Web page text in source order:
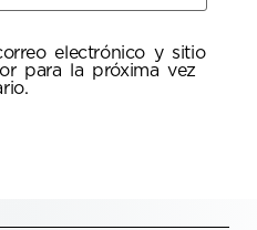
electrónico y sitio
para la próxima vez